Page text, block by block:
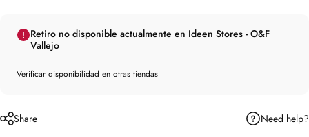
Retiro no disponible actualmente en Ideen Stores - O&F
Vallejo
Verificar disponibilidad en otras tiendas
Share Need help?